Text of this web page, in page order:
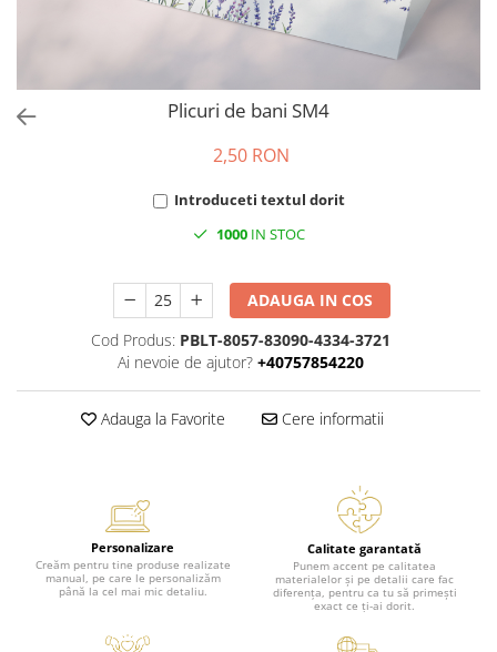
Lumânări botez
Toppers Candy bar
Plicuri de bani SM4
2,50 RON
Introduceti textul dorit
1000IN STOC
ADAUGA IN COS
Cod Produs: PBLT-8057-83090-4334-3721
Ai nevoie de ajutor? +40757854220
Adauga la Favorite Cere informatii
Personalizare
Creăm pentru tine produse realizate
manual, pe care le personalizăm
până la cel mai mic detaliu.
Calitate garantată
Punem accent pe calitatea
materialelor și pe detalii care fac
diferența, pentru ca tu să primești
exact ce ți-ai dorit.